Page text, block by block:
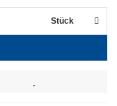
Stück